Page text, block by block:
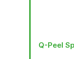
Q-Peel